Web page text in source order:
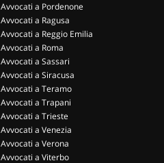
Avvocati a Pordenone
Avvocati a Ragusa
Avvocati a Reggio Emilia
Avvocati a Roma
Avvocati a Sassari
Avvocati a Siracusa
Avvocati a Teramo
Avvocati a Trapani
Avvocati a Trieste
Avvocati a Venezia
Avvocati a Verona
Avvocati a Viterbo